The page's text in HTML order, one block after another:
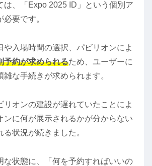
は、「Expo 2025 ID」という個別ア
要です。
や入場時間の選択、パビリオンによ
予約が求められるため、ユーザーに
雑な手続きが求められます。
リオンの建設が遅れていたことによ
ンに何が展示されるかが分からない
る状況が続きました。
な状態に、「何を予約すればいいの